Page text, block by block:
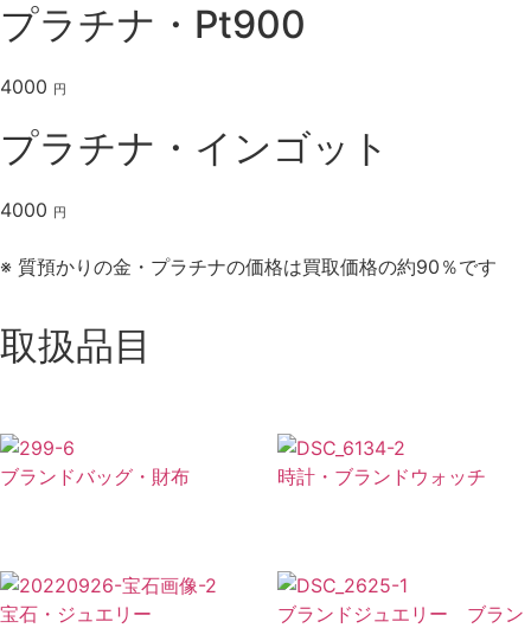
プラチナ・Pt900
4000 円
プラチナ・インゴット
4000 円
※ 質預かりの金・プラチナの価格は買取価格の約90％です
取扱品目
ブランドバッグ・財布 時計・ブランドウォッチ
宝石・ジュエリー
ブランドジュエリー ブラン